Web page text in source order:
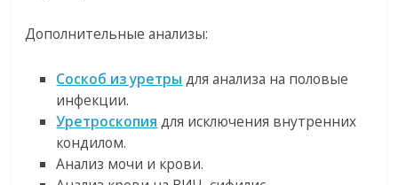
Дополнительные анализы:
Соскоб из уретры для анализа на половые
инфекции.
Уретроскопия для исключения внутренних
кондилом.
Анализ мочи и крови.